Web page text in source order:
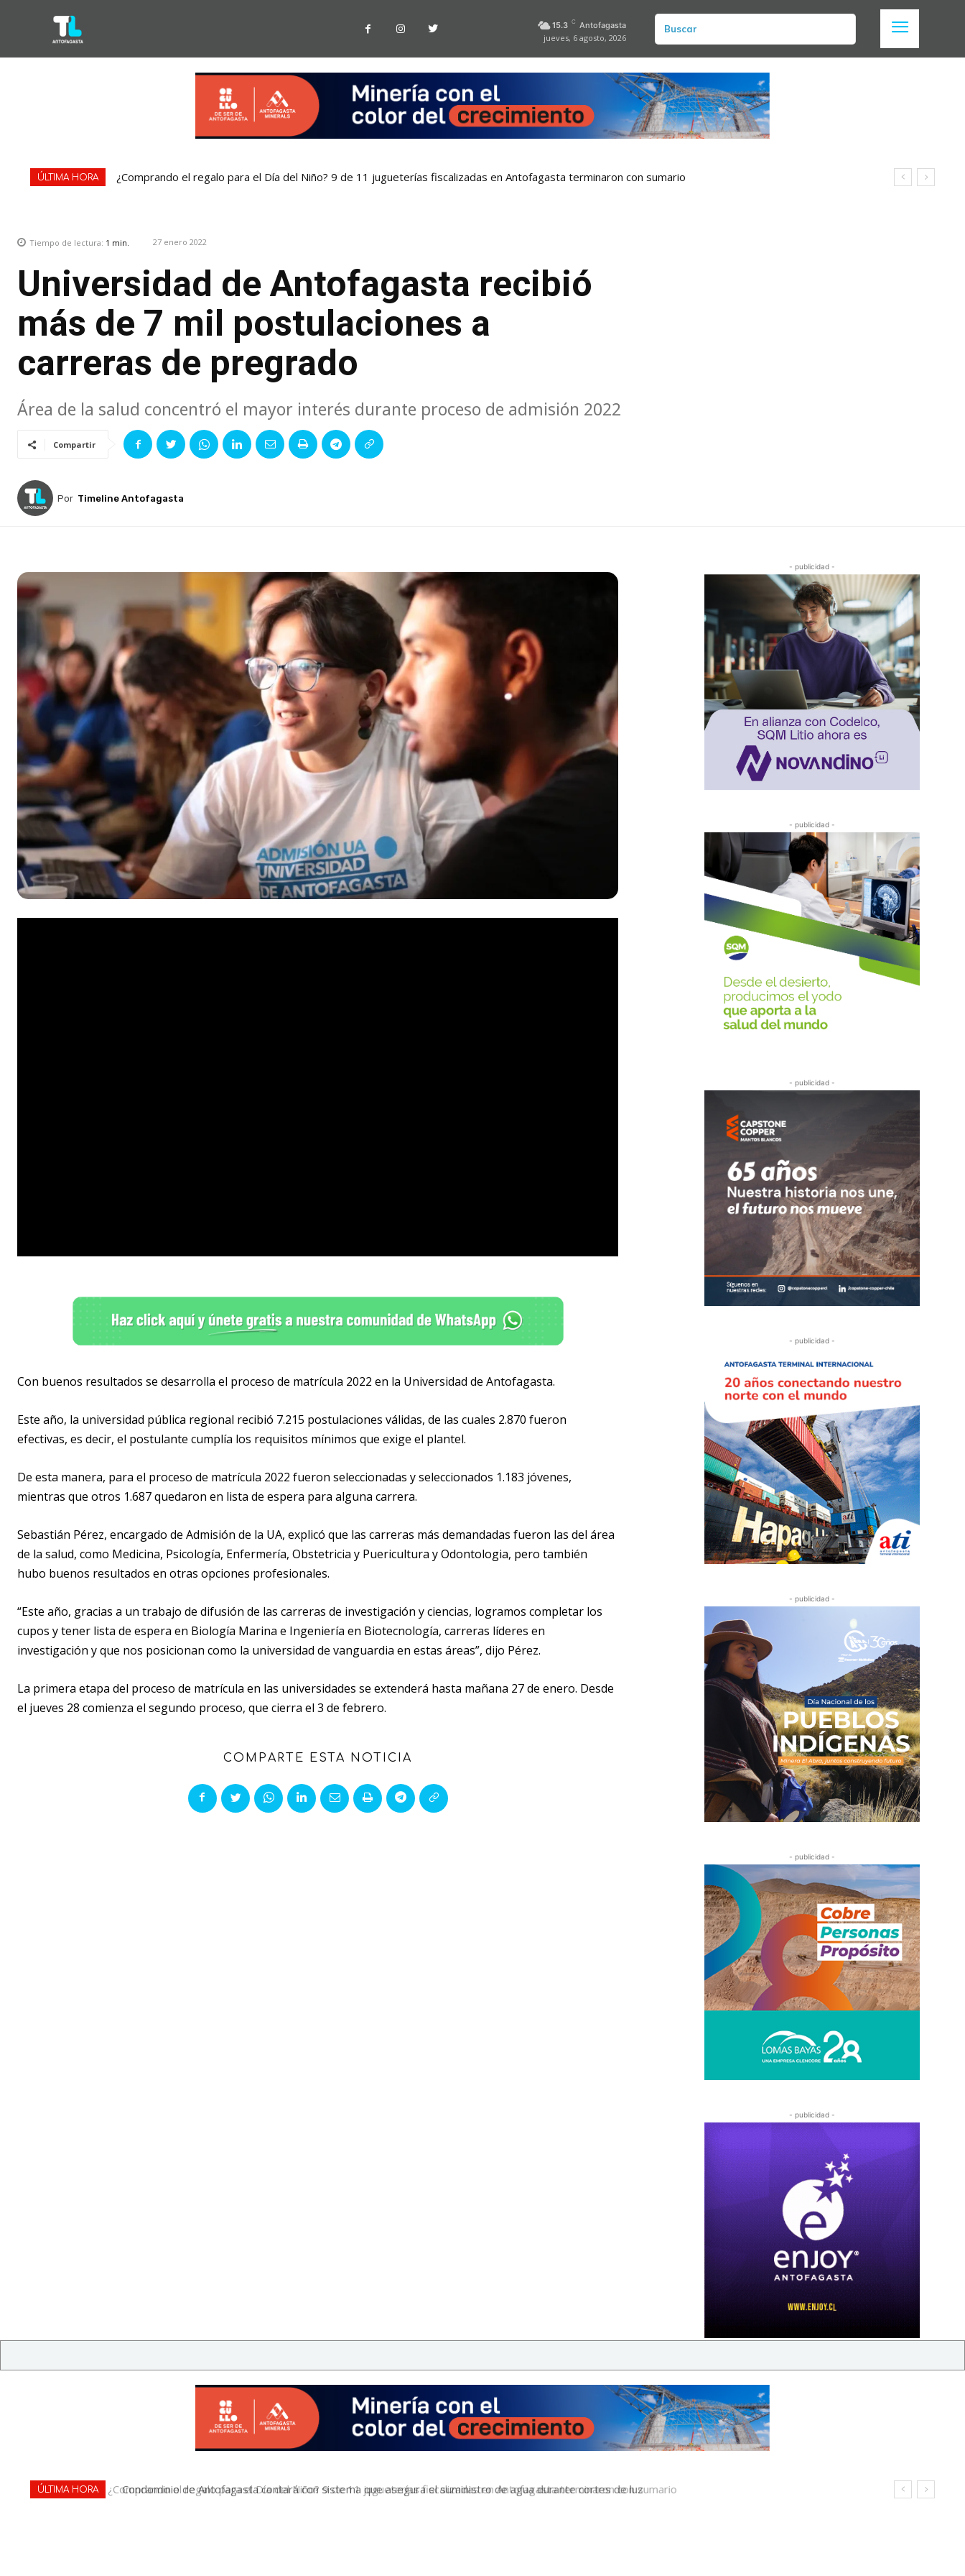
15.3 C Antofagasta
jueves, 6 agosto, 2026
Buscar
ÚLTIMA HORA ¿Comprando el regalo para el Día del Niño? 9 de 11 jugueterías fiscalizadas en Antofagasta terminaron con sumario
Tiempo de lectura: 1 min. 27 enero 2022
Universidad de Antofagasta recibió
más de 7 mil postulaciones a
carreras de pregrado
Área de la salud concentró el mayor interés durante proceso de admisión 2022
Compartir
Por Timeline Antofagasta
Con buenos resultados se desarrolla el proceso de matrícula 2022 en la Universidad de Antofagasta.
Este año, la universidad pública regional recibió 7.215 postulaciones válidas, de las cuales 2.870 fueron
efectivas, es decir, el postulante cumplía los requisitos mínimos que exige el plantel.
De esta manera, para el proceso de matrícula 2022 fueron seleccionadas y seleccionados 1.183 jóvenes,
mientras que otros 1.687 quedaron en lista de espera para alguna carrera.
Sebastián Pérez, encargado de Admisión de la UA, explicó que las carreras más demandadas fueron las del área
de la salud, como Medicina, Psicología, Enfermería, Obstetricia y Puericultura y Odontologia, pero también
hubo buenos resultados en otras opciones profesionales.
“Este año, gracias a un trabajo de difusión de las carreras de investigación y ciencias, logramos completar los
cupos y tener lista de espera en Biología Marina e Ingeniería en Biotecnología, carreras líderes en
investigación y que nos posicionan como la universidad de vanguardia en estas áreas”, dijo Pérez.
La primera etapa del proceso de matrícula en las universidades se extenderá hasta mañana 27 de enero. Desde
el jueves 28 comienza el segundo proceso, que cierra el 3 de febrero.
COMPARTE ESTA NOTICIA
- publicidad -
- publicidad -
- publicidad -
- publicidad -
- publicidad -
- publicidad -
- publicidad -